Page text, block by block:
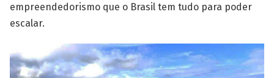
empreendedorismo que o Brasil tem tudo para poder
escalar.